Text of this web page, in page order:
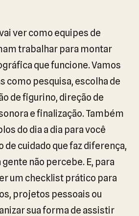
ver como equipes de
trabalhar para montar
que funcione. Vamos
como pesquisa, escolha de
de figurino, direção de
e finalização. Também
do dia a dia para você
de cuidado que faz diferença,
não percebe. E, para
um checklist prático para
projetos pessoais ou
sua forma de assistir